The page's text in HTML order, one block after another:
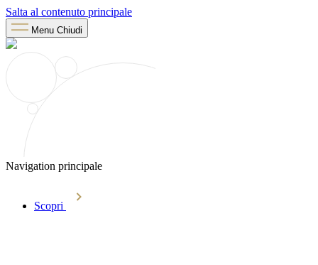
Salta al contenuto principale
Menu Chiudi
Navigation principale
Scopri